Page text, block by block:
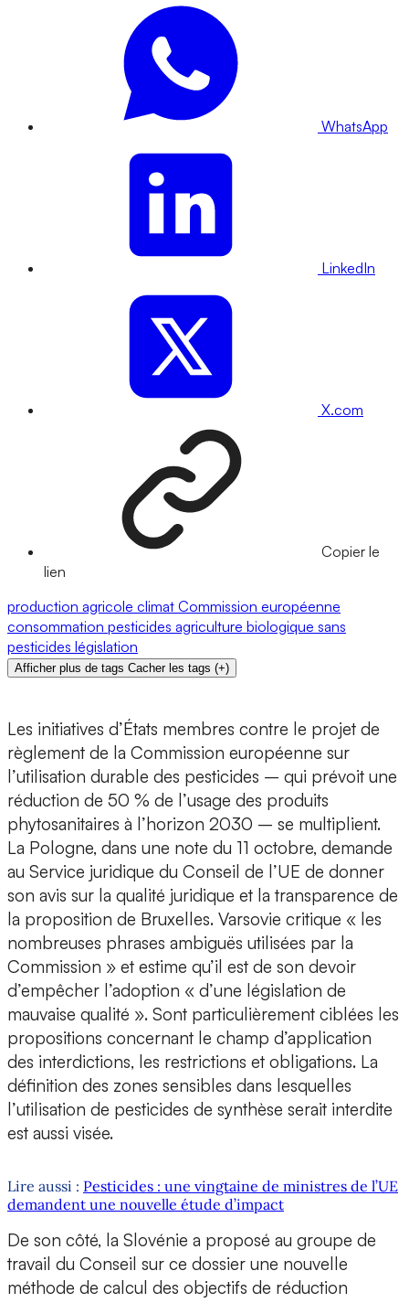
WhatsApp
LinkedIn
X.com
Copier le
lien
production agricole climat Commission européenne
consommation pesticides agriculture biologique sans
pesticides législation
Afficher plus de tags Cacher les tags (+)
Les initiatives d’États membres contre le projet de
règlement de la Commission européenne sur
l’utilisation durable des pesticides – qui prévoit une
réduction de 50 % de l’usage des produits
phytosanitaires à l’horizon 2030 – se multiplient.
La Pologne, dans une note du 11 octobre, demande
au Service juridique du Conseil de l’UE de donner
son avis sur la qualité juridique et la transparence de
la proposition de Bruxelles. Varsovie critique « les
nombreuses phrases ambiguës utilisées par la
Commission » et estime qu’il est de son devoir
d’empêcher l’adoption « d’une législation de
mauvaise qualité ». Sont particulièrement ciblées les
propositions concernant le champ d’application
des interdictions, les restrictions et obligations. La
définition des zones sensibles dans lesquelles
l’utilisation de pesticides de synthèse serait interdite
est aussi visée.
Lire aussi : Pesticides : une vingtaine de ministres de l’UE
demandent une nouvelle étude d’impact
De son côté, la Slovénie a proposé au groupe de
travail du Conseil sur ce dossier une nouvelle
méthode de calcul des objectifs de réduction